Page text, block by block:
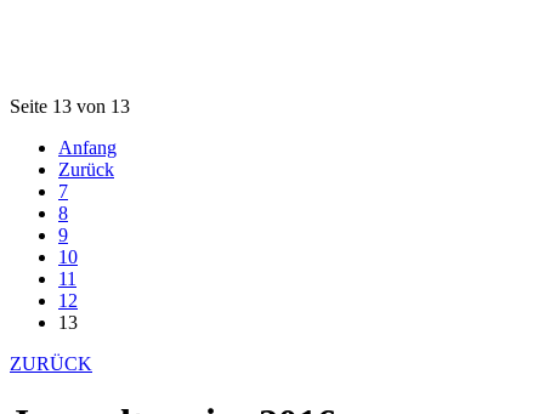
Seite 13 von 13
Anfang
Zurück
7
8
9
10
11
12
13
ZURÜCK